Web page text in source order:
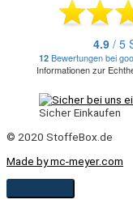
Sicher Einkaufen
© 2020 StoffeBox.de
Made by mc-meyer.com